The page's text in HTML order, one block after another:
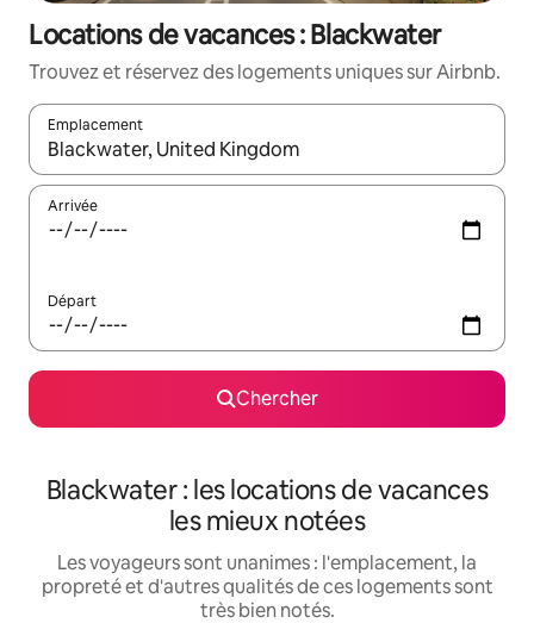
Locations de vacances : Blackwater
Trouvez et réservez des logements uniques sur Airbnb.
Emplacement
Quand les résultats sont affichés, parcourez-les en utilisant
Arrivée
Départ
Chercher
Blackwater : les locations de vacances
les mieux notées
Les voyageurs sont unanimes : l'emplacement, la
propreté et d'autres qualités de ces logements sont
très bien notés.